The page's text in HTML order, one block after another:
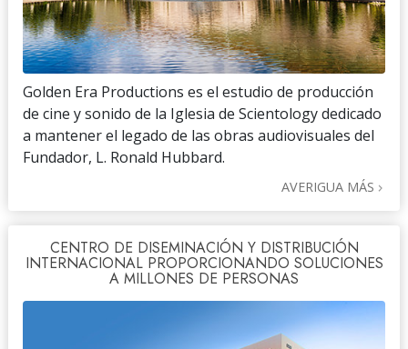
Golden Era Productions es el estudio de producción
de cine y sonido de la Iglesia de Scientology dedicado
a mantener el legado de las obras audiovisuales del
Fundador, L. Ronald Hubbard.
AVERIGUA MÁS
CENTRO DE DISEMINACIÓN Y DISTRIBUCIÓN
INTERNACIONAL PROPORCIONANDO SOLUCIONES
A MILLONES DE PERSONAS